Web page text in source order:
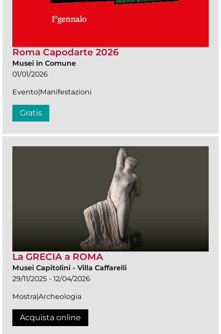
Roma Capodarte 2026
Musei in Comune
01/01/2026
Evento|Manifestazioni
Gratis
La GRECIA a ROMA
Musei Capitolini - Villa Caffarelli
29/11/2025 - 12/04/2026
Mostra|Archeologia
Acquista online